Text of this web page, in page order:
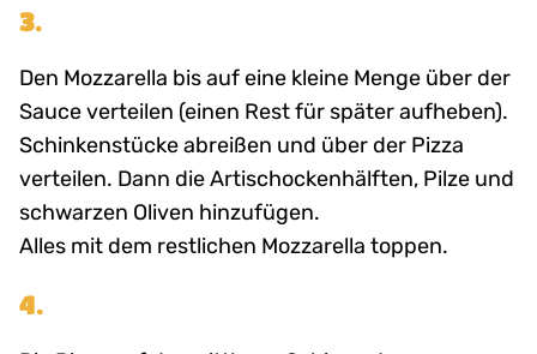
3.
Den Mozzarella bis auf eine kleine Menge über der
Sauce verteilen (einen Rest für später aufheben).
Schinkenstücke abreißen und über der Pizza
verteilen. Dann die Artischockenhälften, Pilze und
schwarzen Oliven hinzufügen.
Alles mit dem restlichen Mozzarella toppen.
4.